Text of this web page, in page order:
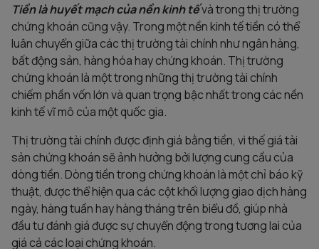
Tiền là huyết mạch của nền kinh tếvà trong thị trường
chứng khoán cũng vậy. Trong một nền kinh tế tiền có thể
luân chuyển giữa các thị trường tài chính như ngân hàng,
bất động sản, hàng hóa hay chứng khoán. Thị trường
chứng khoán là một trong những thị trường tài chính
chiếm phần vốn lớn và quan trọng bậc nhất trong các nền
kinh tế vĩ mô của một quốc gia.
Thị trường tài chính được định giá bằng tiền, vì thế giá tài
sản chứng khoán sẽ ảnh hưởng bởi lượng cung cầu của
dòng tiền. Dòng tiền trong chứng khoán là một chỉ báo kỹ
thuật, được thể hiện qua các cột khối lượng giao dịch hàng
ngày, hàng tuần hay hàng tháng trên biểu đồ, giúp nhà
đầu tư đánh giá được sự chuyển động trong tương lai của
giá cả các loại chứng khoán.